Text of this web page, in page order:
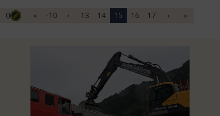
0 « -10 ‹ 13 14 15 16 17 › »